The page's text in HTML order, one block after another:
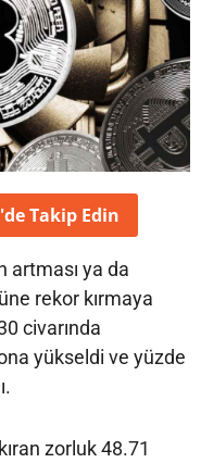
Takip Edin
artması ya da
rekor kırmaya
civarında
yükseldi ve yüzde
zorluk 48.71